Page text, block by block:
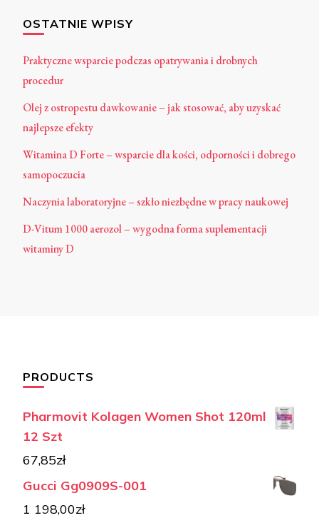
OSTATNIE WPISY
Praktyczne wsparcie podczas opatrywania i drobnych
procedur
Olej z ostropestu dawkowanie – jak stosować, aby uzyskać
najlepsze efekty
Witamina D Forte – wsparcie dla kości, odporności i dobrego
samopoczucia
Naczynia laboratoryjne – szkło niezbędne w pracy naukowej
D-Vitum 1000 aerozol – wygodna forma suplementacji
witaminy D
PRODUCTS
Pharmovit Kolagen Women Shot 120ml
12 Szt
67,85zł
Gucci Gg0909S-001
1 198,00zł